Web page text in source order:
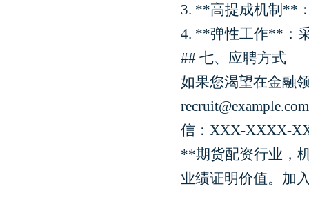
3. **高提成机制**
4. **弹性工作**：
## 七、应聘方式
如果您渴望在金融
信：XXX-XXXX-
**期货配资行业，
业绩证明价值。加